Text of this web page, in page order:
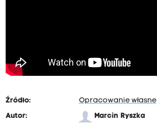
Źródło:
Opracowanie własne
Autor:
Marcin Ryszka